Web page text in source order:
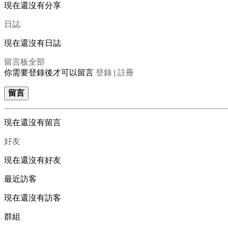
現在還沒有分享
日誌
現在還沒有日誌
留言板全部
你需要登錄後才可以留言 登錄 | 註冊
留言
現在還沒有留言
好友
現在還沒有好友
最近訪客
現在還沒有訪客
群組